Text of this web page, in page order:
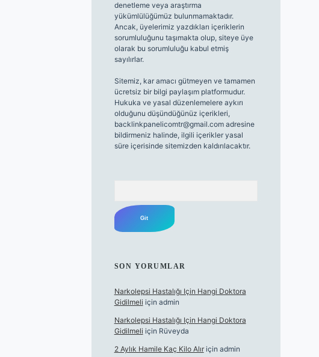
denetleme veya araştırma
yükümlülüğümüz bulunmamaktadır.
Ancak, üyelerimiz yazdıkları içeriklerin
sorumluluğunu taşımakta olup, siteye üye
olarak bu sorumluluğu kabul etmiş
sayılırlar.
Sitemiz, kar amacı gütmeyen ve tamamen
ücretsiz bir bilgi paylaşım platformudur.
Hukuka ve yasal düzenlemelere aykırı
olduğunu düşündüğünüz içerikleri,
backlinkpanelicomtr@gmail.comadresine
bildirmeniz halinde, ilgili içerikler yasal
süre içerisinde sitemizden kaldırılacaktır.
SON YORUMLAR
Narkolepsi Hastalığı Için Hangi Doktora
Gidilmeli için admin
Narkolepsi Hastalığı Için Hangi Doktora
Gidilmeli için Rüveyda
2 Aylık Hamile Kaç Kilo Alıriçin admin